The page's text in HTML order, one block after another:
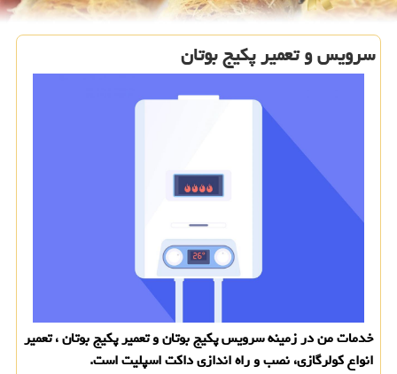
سرویس و تعمیر پكیج بوتان
خدمات من در زمینه سرویس پكیج بوتان و تعمیر پكیج بوتان ، تعمیر
انواع كولرگازی، نصب و راه اندازی داكت اسپلیت است.